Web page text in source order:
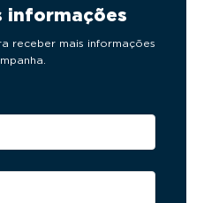
informações
receber mais informações